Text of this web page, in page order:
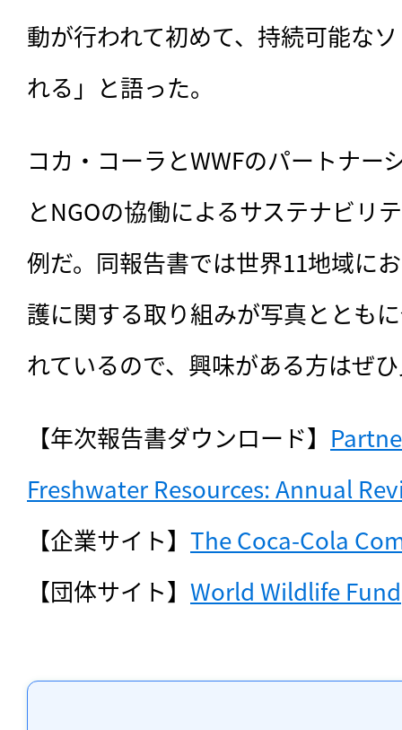
動が行われて初めて、持続可能な
れる」と語った。
コカ・コーラとWWFのパートナー
とNGOの協働によるサステナビリ
例だ。同報告書では世界11地域に
護に関する取り組みが写真ととも
れているので、興味がある方はぜ
【年次報告書ダウンロード】
Freshwater Resources: Annual
【企業サイト】 The Coca-Cola
【団体サイト】 World Wildlife Fund